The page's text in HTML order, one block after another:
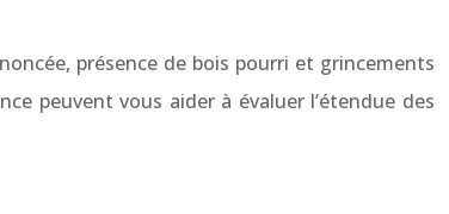
présence de bois pourri et grincements
peuvent vous aider à évaluer l’étendue des